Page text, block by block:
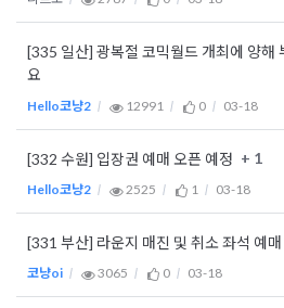
[335 일산] 광복절 코믹월드 개최에 양해
요
Hello코냥2 12991 0 03-18
[332 수원] 입장권 예매 오픈 예정 + 1
Hello코냥2 2525 1 03-18
[331 부산] 라운지 매진 및 취소 좌석 예
코냥oi 3065 0 03-18